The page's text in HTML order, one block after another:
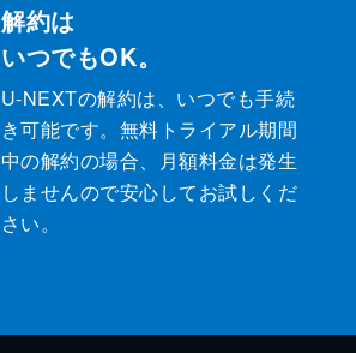
解約は
いつでもOK。
U-NEXTの解約は、いつでも手続
き可能です。無料トライアル期間
中の解約の場合、月額料金は発生
しませんので安心してお試しくだ
さい。